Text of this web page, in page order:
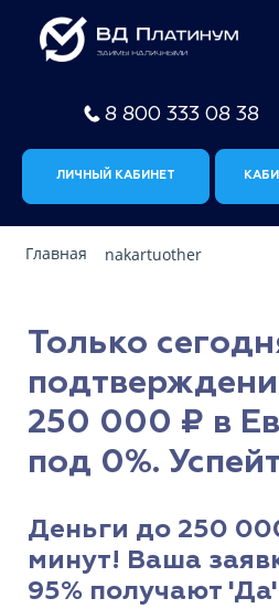
8 800 333 08 38
ЛИЧНЫЙ КАБИНЕТ
Главная nakartuother
Только
250 000 ₽ в
под 0%.
Деньги до 250
минут! Ваша
95% получают